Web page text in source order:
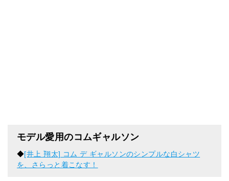
モデル愛用のコムギャルソン
◆[井上 翔太] コム デ ギャルソンのシンプルな白シャツ
を、さらっと着こなす！